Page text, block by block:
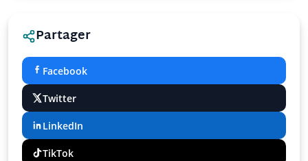
Partager
Facebook
Twitter
LinkedIn
TikTok